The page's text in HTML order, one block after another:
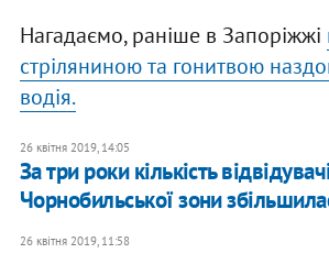
Нагадаємо, раніше в Запоріжжі
стріляниною та гонитвою
водія.
26 квітня 2019, 14:05
За три роки кількість
Чорнобильської зони
26 квітня 2019, 11:58